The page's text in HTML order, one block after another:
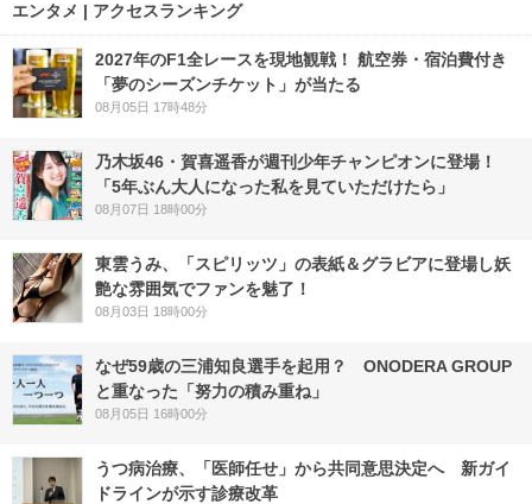
エンタメ | アクセスランキング
2027年のF1全レースを現地観戦！ 航空券・宿泊費付き
「夢のシーズンチケット」が当たる
08月05日 17時48分
乃木坂46・賀喜遥香が週刊少年チャンピオンに登場！
「5年ぶん大人になった私を見ていただけたら」
08月07日 18時00分
東雲うみ、「スピリッツ」の表紙＆グラビアに登場し妖
艶な雰囲気でファンを魅了！
08月03日 18時00分
なぜ59歳の三浦知良選手を起用？ ONODERA GROUP
と重なった「努力の積み重ね」
08月05日 16時00分
うつ病治療、「医師任せ」から共同意思決定へ 新ガイ
ドラインが示す診療改革